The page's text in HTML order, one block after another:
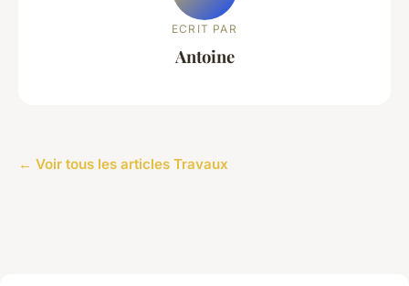
ECRIT PAR
Antoine
← Voir tous les articles Travaux